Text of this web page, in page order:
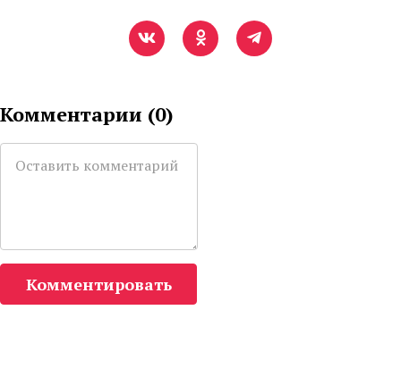
Комментарии (0)
Комментировать